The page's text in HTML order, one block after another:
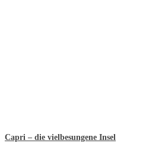
Capri – die vielbesungene Insel